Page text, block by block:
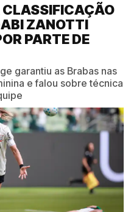
CLASSIFICAÇÃO
ZANOTTI
PARTE DE
garantiu as Brabas nas
e falou sobre técnica